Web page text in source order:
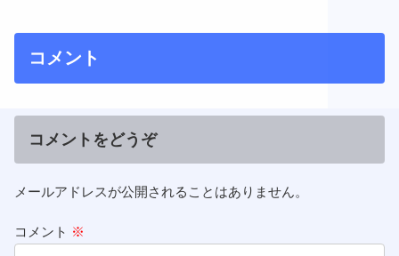
コメント
コメントをどうぞ
メールアドレスが公開されることはありません。
コメント ※